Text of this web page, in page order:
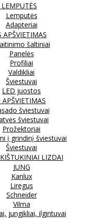
Lemputės
Adapteriai
APŠVIETIMAS
šaltiniai
Panelės
Profiliai
Valdikliai
Šviestuvai
LED juostos
šviestuvai
šviestuvai
Prožektoriai
į grindinį šviestuvai
Šviestuvai
LIZDAI
JUNG
Kanlux
Liregus
Schneider
Vilma
jungikliai, ilgintuvai